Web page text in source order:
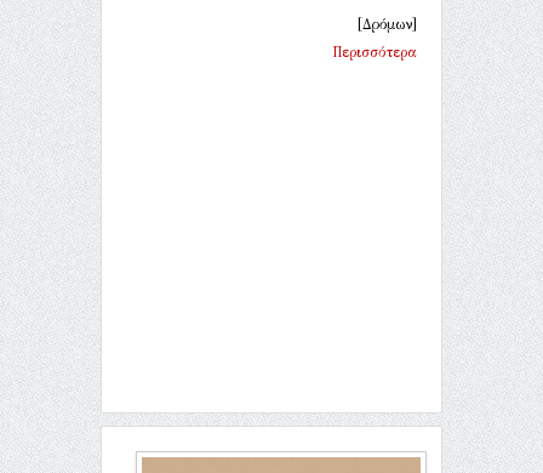
[Δρόμων]
Περισσότερα